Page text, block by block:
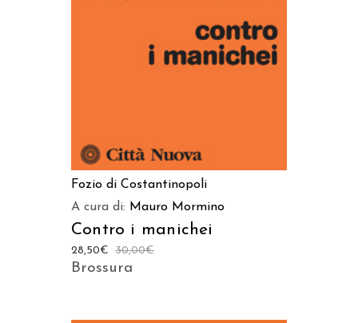
Fozio di Costantinopoli
A cura di: Mauro Mormino
Contro i manichei
30,00€
28,50€
Brossura